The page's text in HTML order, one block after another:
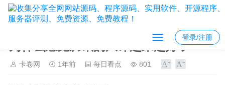
登录/注册
为什么感觉腾讯的风评越来越好了？
卡卷网 1年前 每日看点 801